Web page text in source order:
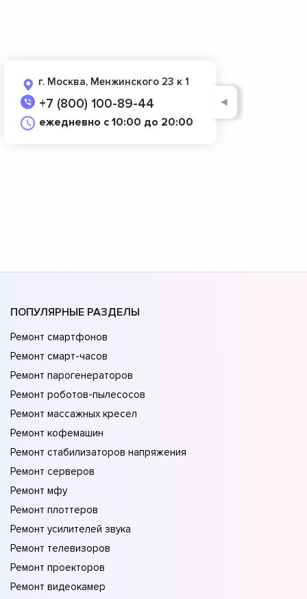
г. Москва, Менжинского 23 к 1
+7 (800) 100-89-44
ежедневно с 10:00 до 20:00
◄
ПОПУЛЯРНЫЕ РАЗДЕЛЫ
Ремонт смартфонов
Ремонт смарт-часов
Ремонт парогенераторов
Ремонт роботов-пылесосов
Ремонт массажных кресел
Ремонт кофемашин
Ремонт стабилизаторов напряжения
Ремонт серверов
Ремонт мфу
Ремонт плоттеров
Ремонт усилителей звука
Ремонт телевизоров
Ремонт проекторов
Ремонт видеокамер